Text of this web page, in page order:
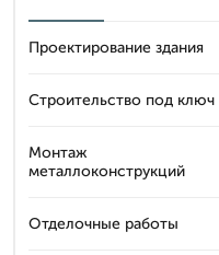
Проектирование здания
Строительство под ключ
Монтаж
металлоконструкций
Отделочные работы